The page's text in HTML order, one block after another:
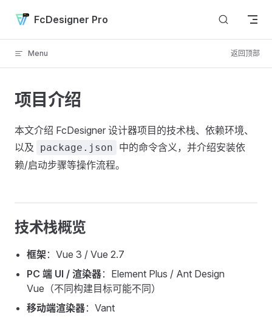
Skip to content
FcDesigner Pro
Menu 返回顶部
项目介绍
本文介绍 FcDesigner 设计器项目的技术栈、依赖环境、
以及
package.json
中的命令含义，并介绍安装依
赖/启动步骤等操作流程。
技术栈概览
框架：Vue 3 / Vue 2.7
PC 端 UI / 渲染器：Element Plus / Ant Design
Vue（不同构建目标可能不同）
移动端渲染器：Vant